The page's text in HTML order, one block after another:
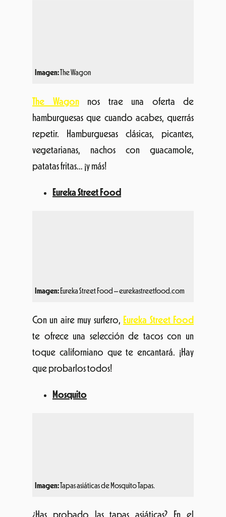
Imagen:The Wagon
The Wagonnos trae una oferta de
hamburguesas que cuando acabes, querrás
repetir. Hamburguesas clásicas, picantes,
vegetarianas, nachos con guacamole,
patatas fritas… ¡y más!
Eureka Street Food
que probarlos todos!
Mosquito
dumplings,
unas empanadas orientales